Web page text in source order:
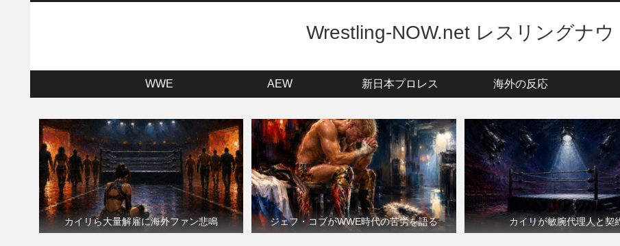
Wrestling-NOW.net レスリングナウ
WWE AEW 新日本プロレス 海外の反応
カイリら大量解雇に海外ファン悲鳴 ジェフ・コブがWWE時代の苦労を語る カイリが敏腕代理人と契